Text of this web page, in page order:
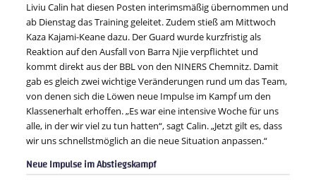
Liviu Calin hat diesen Posten interimsmäßig übernommen und
ab Dienstag das Training geleitet. Zudem stieß am Mittwoch
Kaza Kajami-Keane dazu. Der Guard wurde kurzfristig als
Reaktion auf den Ausfall von Barra Njie verpflichtet und
kommt direkt aus der BBL von den NINERS Chemnitz. Damit
gab es gleich zwei wichtige Veränderungen rund um das Team,
von denen sich die Löwen neue Impulse im Kampf um den
Klassenerhalt erhoffen. „Es war eine intensive Woche für uns
alle, in der wir viel zu tun hatten“, sagt Calin. „Jetzt gilt es, dass
wir uns schnellstmöglich an die neue Situation anpassen.“
Neue Impulse im Abstiegskampf